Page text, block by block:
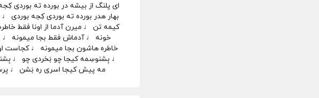
ای پلنگ از بیشه در بورده ته
بهار هدر بورده ته بوردی کِجه
کیمه تن ♩ میرن آدما از اونا فقط
خونه ♩ آدماش فقط بجا میمونه ♩
خاطره هاشون بجا میمونه ♩ کجاست
♩ بِشنوسِمه کیجا چو بَخردی چو ♩
مه پیش کیجا اسری ره بَشن ♩